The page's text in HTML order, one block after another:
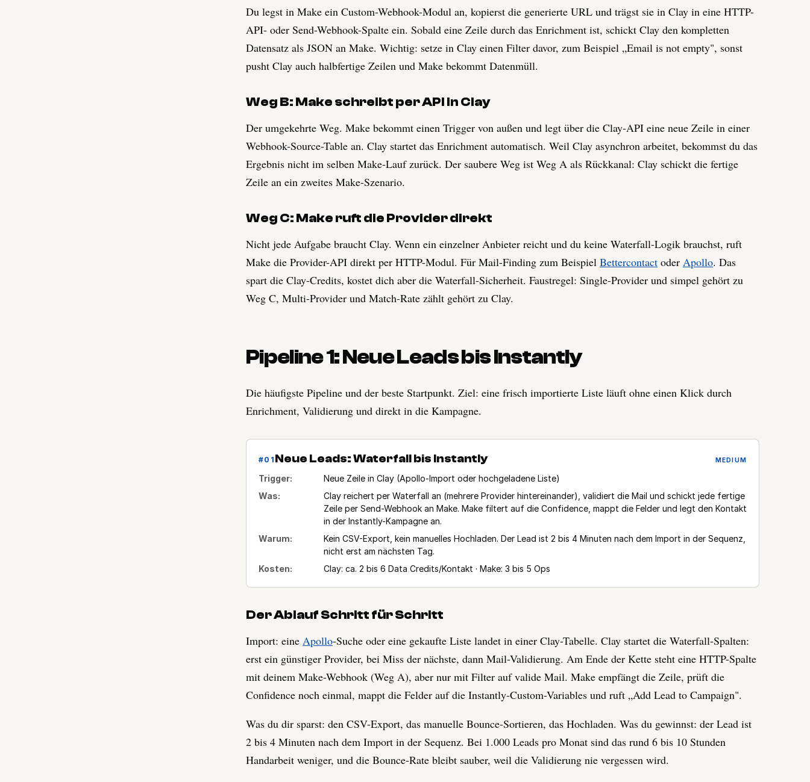
Du legst in Make ein Custom-Webhook-Modul an, kopierst die generierte URL und trägst sie in Clay in eine HTTP-
API- oder Send-Webhook-Spalte ein. Sobald eine Zeile durch das Enrichment ist, schickt Clay den kompletten
Datensatz als JSON an Make. Wichtig: setze in Clay einen Filter davor, zum Beispiel „Email is not empty", sonst
pusht Clay auch halbfertige Zeilen und Make bekommt Datenmüll.
Weg B: Make schreibt per API in Clay
Der umgekehrte Weg. Make bekommt einen Trigger von außen und legt über die Clay-API eine neue Zeile in einer
Webhook-Source-Table an. Clay startet das Enrichment automatisch. Weil Clay asynchron arbeitet, bekommst du das
Ergebnis nicht im selben Make-Lauf zurück. Der saubere Weg ist Weg A als Rückkanal: Clay schickt die fertige
Zeile an ein zweites Make-Szenario.
Weg C: Make ruft die Provider direkt
Nicht jede Aufgabe braucht Clay. Wenn ein einzelner Anbieter reicht und du keine Waterfall-Logik brauchst, ruft
Make die Provider-API direkt per HTTP-Modul. Für Mail-Finding zum Beispiel Bettercontact oder Apollo. Das
spart die Clay-Credits, kostet dich aber die Waterfall-Sicherheit. Faustregel: Single-Provider und simpel gehört zu
Weg C, Multi-Provider und Match-Rate zählt gehört zu Clay.
Pipeline 1: Neue Leads bis Instantly
Die häufigste Pipeline und der beste Startpunkt. Ziel: eine frisch importierte Liste läuft ohne einen Klick durch
Enrichment, Validierung und direkt in die Kampagne.
#01 Neue Leads: Waterfall bis Instantly MEDIUM
Trigger:
Neue Zeile in Clay (Apollo-Import oder hochgeladene Liste)
Was:
Clay reichert per Waterfall an (mehrere Provider hintereinander), validiert die Mail und schickt jede fertige
Zeile per Send-Webhook an Make. Make filtert auf die Confidence, mappt die Felder und legt den Kontakt
in der Instantly-Kampagne an.
Warum:
Kein CSV-Export, kein manuelles Hochladen. Der Lead ist 2 bis 4 Minuten nach dem Import in der Sequenz,
nicht erst am nächsten Tag.
Kosten:
Clay: ca. 2 bis 6 Data Credits/Kontakt · Make: 3 bis 5 Ops
Der Ablauf Schritt für Schritt
Import: eine Apollo-Suche oder eine gekaufte Liste landet in einer Clay-Tabelle. Clay startet die Waterfall-Spalten:
erst ein günstiger Provider, bei Miss der nächste, dann Mail-Validierung. Am Ende der Kette steht eine HTTP-Spalte
mit deinem Make-Webhook (Weg A), aber nur mit Filter auf valide Mail. Make empfängt die Zeile, prüft die
Confidence noch einmal, mappt die Felder auf die Instantly-Custom-Variables und ruft „Add Lead to Campaign".
Was du dir sparst: den CSV-Export, das manuelle Bounce-Sortieren, das Hochladen. Was du gewinnst: der Lead ist
2 bis 4 Minuten nach dem Import in der Sequenz. Bei 1.000 Leads pro Monat sind das rund 6 bis 10 Stunden
Handarbeit weniger, und die Bounce-Rate bleibt sauber, weil die Validierung nie vergessen wird.